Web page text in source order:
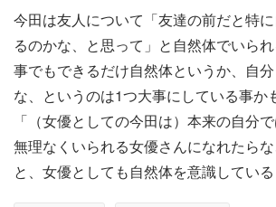
今田は友人について「友達の前だと特
るのかな、と思って」と自然体でいら
事でもできるだけ自然体というか、自
な、というのは1つ大事にしている事か
「（女優としての今田は）本来の自分
無理なくいられる女優さんになれたらな
と、女優としても自然体を意識している